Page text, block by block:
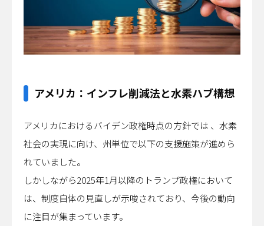
アメリカ：インフレ削減法と水素ハブ構想
アメリカにおけるバイデン政権時点の方針では 、水素
社会の実現に向け、州単位で以下の支援施策が進めら
れていました。
しかしながら2025年1月以降のトランプ政権において
は、制度自体の見直しが示唆されており、今後の動向
に注目が集まっています。